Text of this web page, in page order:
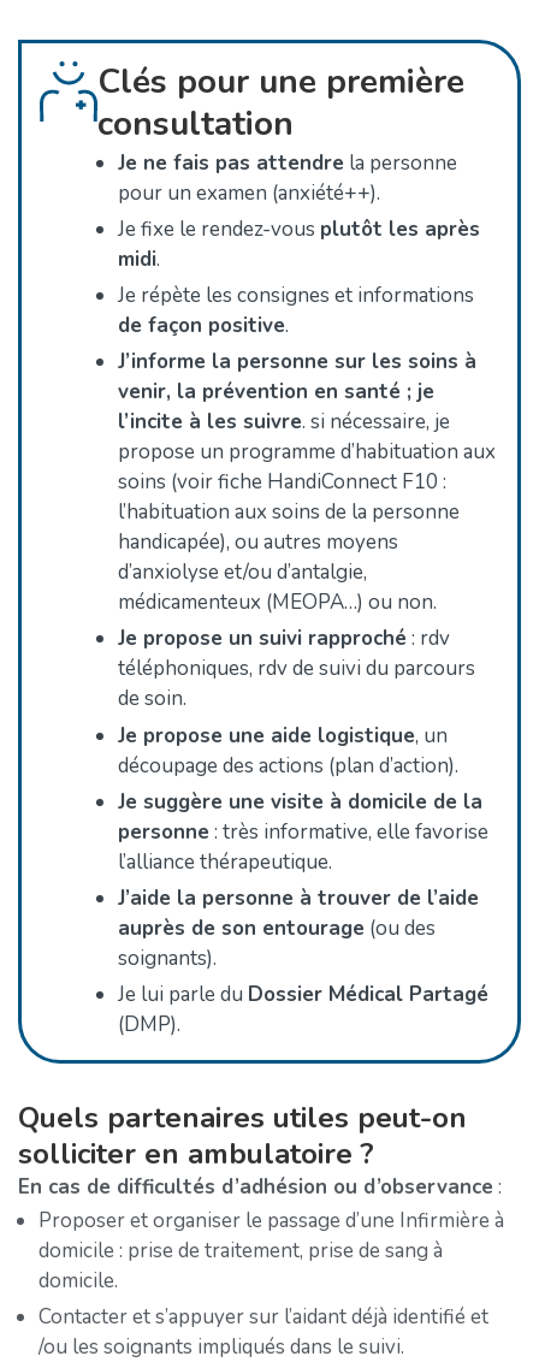
Clés pour une première
consultation
Je ne fais pas attendre la personne
pour un examen (anxiété++).
Je fixe le rendez-vous plutôt les après
midi.
Je répète les consignes et informations
de façon positive.
J’informe la personne sur les soins à
venir, la prévention en santé ; je
l’incite à les suivre. si nécessaire, je
propose un programme d’habituation aux
soins (voir fiche HandiConnect F10 :
l’habituation aux soins de la personne
handicapée), ou autres moyens
d’anxiolyse et/ou d’antalgie,
médicamenteux (MEOPA…) ou non.
Je propose un suivi rapproché : rdv
téléphoniques, rdv de suivi du parcours
de soin.
Je propose une aide logistique, un
découpage des actions (plan d’action).
Je suggère une visite à domicile de la
personne : très informative, elle favorise
l’alliance thérapeutique.
J’aide la personne à trouver de l’aide
auprès de son entourage (ou des
soignants).
Je lui parle du Dossier Médical Partagé
(DMP).
Quels partenaires utiles peut-on
solliciter en ambulatoire ?
En cas de difficultés d’adhésion ou d’observance :
Proposer et organiser le passage d’une Infirmière à
domicile : prise de traitement, prise de sang à
domicile.
Contacter et s’appuyer sur l’aidant déjà identifié et
/ou les soignants impliqués dans le suivi.